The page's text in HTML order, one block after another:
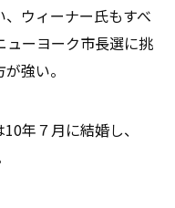
ウィーナー氏もすべ
ューヨーク市長選に挑
強い。
年７月に結婚し、